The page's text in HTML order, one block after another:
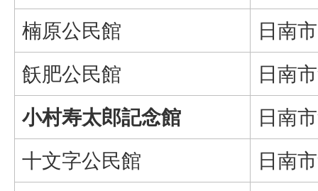
楠原公民館
日南
飫肥公民館
日南
小村寿太郎記念館
日南
十文字公民館
日南